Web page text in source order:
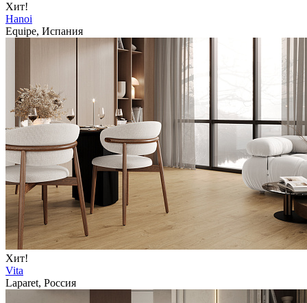
Хит!
Hanoi
Equipe, Испания
Хит!
Vita
Laparet, Россия